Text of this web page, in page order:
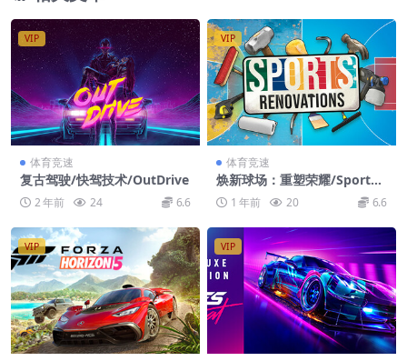
VIP
体育竞速
复古驾驶/快驾技术/OutDrive
2 年前 24 6.6
VIP
体育竞速
焕新球场：重塑荣耀/Sports:
Renovations
1 年前 20 6.6
VIP VIP